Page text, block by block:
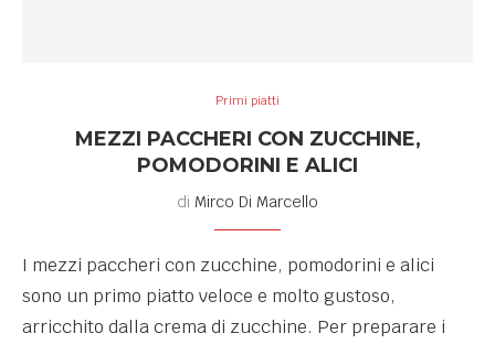
Primi piatti
MEZZI PACCHERI CON ZUCCHINE,
POMODORINI E ALICI
di Mirco Di Marcello
I mezzi paccheri con zucchine, pomodorini e alici
sono un primo piatto veloce e molto gustoso,
arricchito dalla crema di zucchine. Per preparare i